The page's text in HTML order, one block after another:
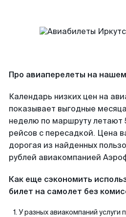
Про авиаперелеты на
Календарь низких цен на
показывает выгодные
неделю по маршруту летают
рейсов с пересадкой. Цена
дорогая из найденных
рублей авиакомпанией
Как еще сэкономить
билет на самолет без
У разных авиакомпаний услуги